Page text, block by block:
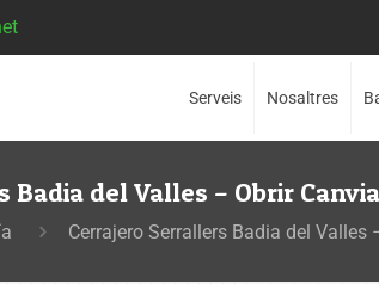
Serveis Nosaltres
Badia del Valles – Obrir
Cerrajero Serrallers Badia del Valles